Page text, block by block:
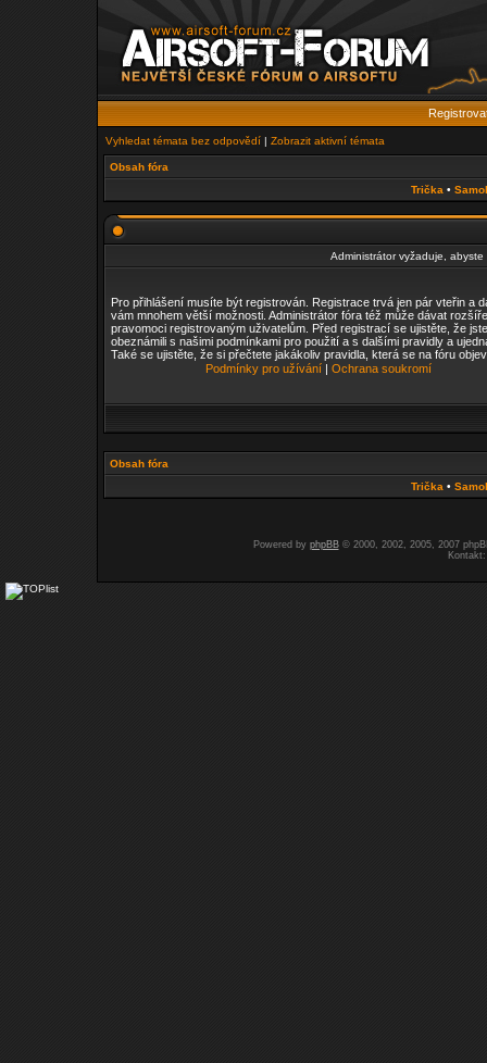
Vyhledat témata bez odpovědí | Zobrazit aktivní témata
Obsah fóra
Trička •
Administrátor vyžaduje,
Pro přihlášení musíte být registrován. Registrace trvá jen pár vteřin a
vám mnohem větší možnosti. Administrátor fóra též může dávat
pravomoci registrovaným uživatelům. Před registrací se ujistěte, že
obeznámili s našimi podmínkami pro použití a s dalšími pravidly a
Také se ujistěte, že si přečtete jakákoliv pravidla, která se na fóru
Podmínky pro užívání | Ochrana soukromí
Obsah fóra
Trička •
Powered by phpBB© 2000, 2002, 2005, 2007